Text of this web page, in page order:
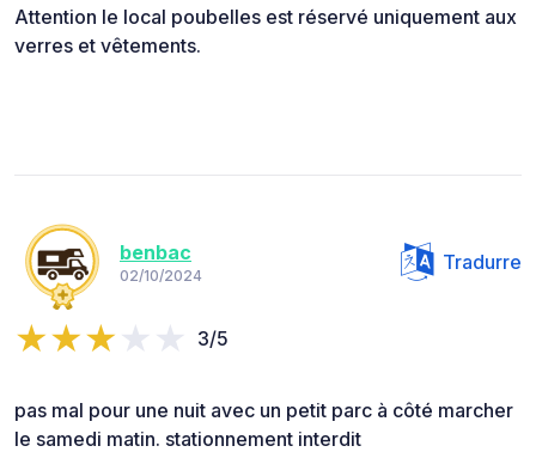
Attention le local poubelles est réservé uniquement aux
verres et vêtements.
benbac
02/10/2024
Tradurre
3/5
pas mal pour une nuit avec un petit parc à côté marcher
le samedi matin. stationnement interdit